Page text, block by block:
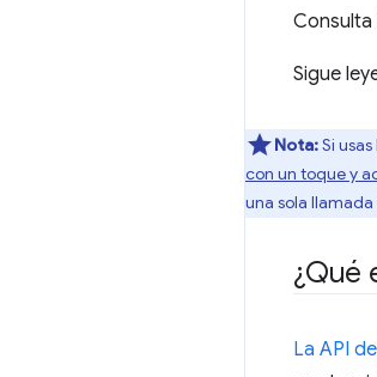
Consulta
Sigue
Nota:Si
con un toque y
una sola
¿Qué
La API